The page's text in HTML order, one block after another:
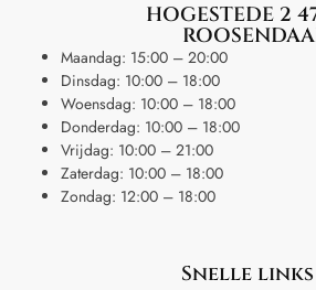
HOGESTEDE 2
Maandag: 15:00 – 20:00
Dinsdag: 10:00 – 18:00
Woensdag: 10:00 – 18:00
Donderdag: 10:00 – 18:00
Vrijdag: 10:00 – 21:00
Zaterdag: 10:00 – 18:00
Zondag: 12:00 – 18:00
Snelle links